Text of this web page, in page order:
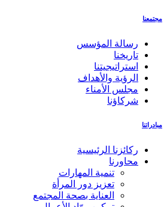
مجتمعنا
رسالة المؤسس
تاريخنا
استراتيجيتنا
الرؤية والأهداف
مجلس الأمناء
شركاؤنا
مبادراتنا
ركائزنا الرئيسية
محاورنا
تنمية المهارات
تعزيز دور المرأة
العناية بصحة المجتمع